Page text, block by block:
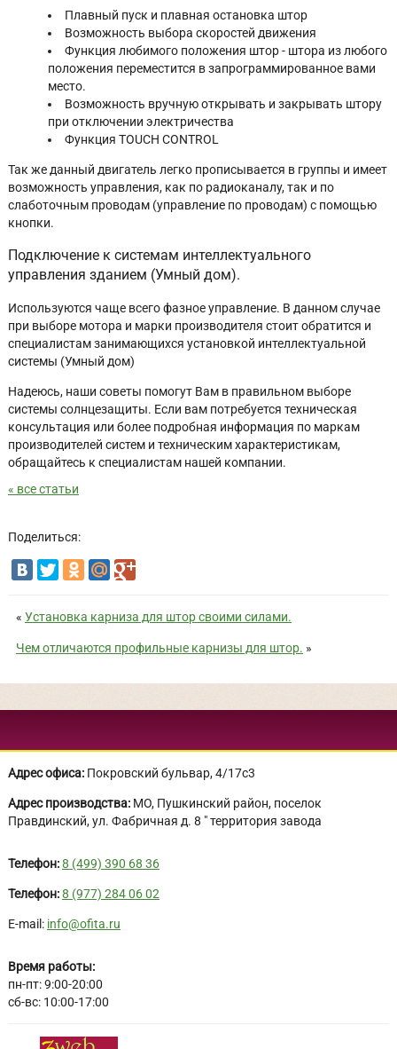
Плавный пуск и плавная остановка штор
Возможность выбора скоростей движения
Функция любимого положения штор - штора из любого
положения переместится в запрограммированное вами
место.
Возможность вручную открывать и закрывать штору
при отключении электричества
Функция TOUCH CONTROL
Так же данный двигатель легко прописывается в группы и имеет
возможность управления, как по радиоканалу, так и по
слаботочным проводам (управление по проводам) с помощью
кнопки.
Подключение к системам интеллектуального
управления зданием (Умный дом).
Используются чаще всего фазное управление. В данном случае
при выборе мотора и марки производителя стоит обратится и
специалистам занимающихся установкой интеллектуальной
системы (Умный дом)
Надеюсь, наши советы помогут Вам в правильном выборе
системы солнцезащиты. Если вам потребуется техническая
консультация или более подробная информация по маркам
производителей систем и техническим характеристикам,
обращайтесь к специалистам нашей компании.
« все статьи
Поделиться:
« Установка карниза для штор своими силами.
Чем отличаются профильные карнизы для штор. »
Адрес офиса: Покровский бульвар, 4/17с3
Адрес производства: МО, Пушкинский район, поселок
Правдинский, ул. Фабричная д. 8 " территория завода
Телефон:8 (499) 390 68 36
Телефон:8 (977) 284 06 02
E-mail: info@ofita.ru
Время работы:
пн-пт: 9:00-20:00
сб-вс: 10:00-17:00